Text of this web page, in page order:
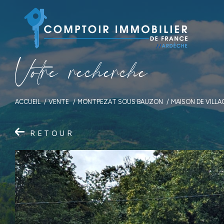
Votre recherche
ACCUEIL VENTE MONTPEZAT SOUS BAUZON MAISON DE
RETOUR